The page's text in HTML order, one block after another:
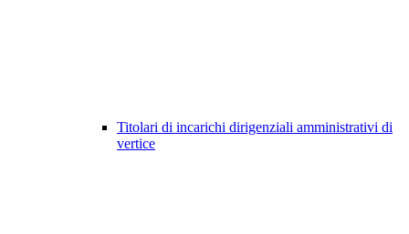
Titolari di incarichi dirigenziali amministrativi di
vertice